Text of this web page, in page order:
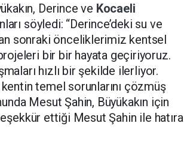
Derince ve Kocaeli
söyledi: “Derince’deki su ve
sonraki önceliklerimiz kentsel
bir bir hayata geçiriyoruz.
hızlı bir şekilde ilerliyor.
temel sorunlarını çözmüş
Mesut Şahin, Büyükakın için
ettiği Mesut Şahin ile hatıra